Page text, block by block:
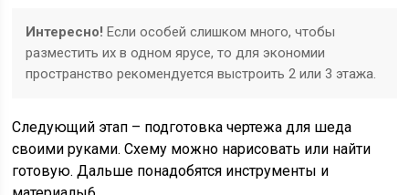
Интересно! Если особей слишком много, чтобы
разместить их в одном ярусе, то для экономии
пространство рекомендуется выстроить 2 или 3 этажа.
Следующий этап – подготовка чертежа для шеда
своими руками. Схему можно нарисовать или найти
готовую. Дальше понадобятся инструменты и